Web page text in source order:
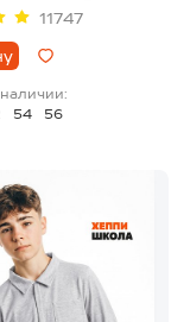
11747
54 56